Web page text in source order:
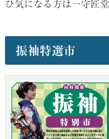
ひ気になる方は一守匠
振袖特選市